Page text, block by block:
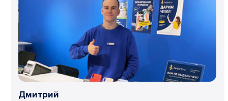
Дмитрий